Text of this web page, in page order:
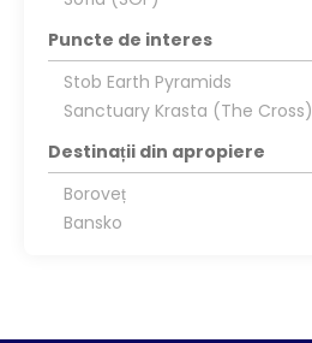
Puncte de interes
Stob Earth Pyramids
Sanctuary Krasta (The Cross)
Destinații din apropiere
Boroveț
Bansko